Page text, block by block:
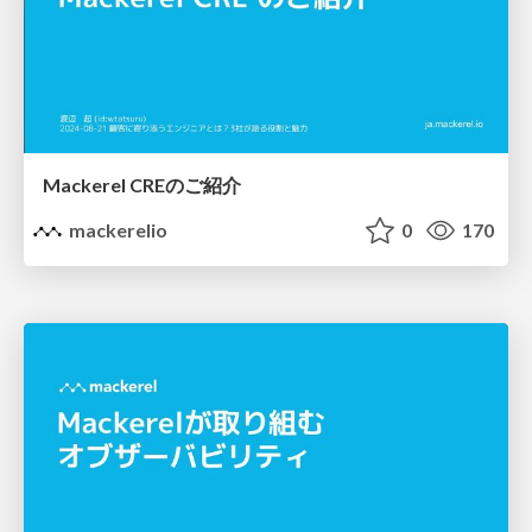
Mackerel CREのご紹介
mackerelio
0 170